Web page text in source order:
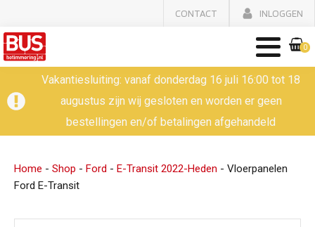
CONTACT INLOGGEN
0
Vakantiesluiting: vanaf donderdag 16 juli 16:00 tot 18
augustus zijn wij gesloten en worden er geen
bestellingen en/of betalingen afgehandeld
Home - Shop - Ford - E-Transit 2022-Heden - Vloerpanelen
Ford E-Transit